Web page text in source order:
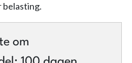
belasting.
om